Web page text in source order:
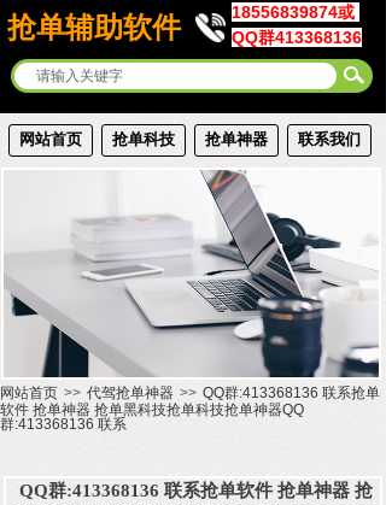
抢单辅助软件
18556839874或
QQ群413368136
网站首页 抢单科技 抢单神器 联系我们
网站首页 >> 代驾抢单神器 >> QQ群:413368136 联系抢单
软件 抢单神器 抢单黑科技抢单科技抢单神器QQ
群:413368136 联系
QQ群:413368136 联系抢单软件 抢单神器 抢